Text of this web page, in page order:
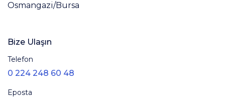
Osmangazi/Bursa
Bize Ulaşın
Telefon
0 224 248 60 48
Eposta